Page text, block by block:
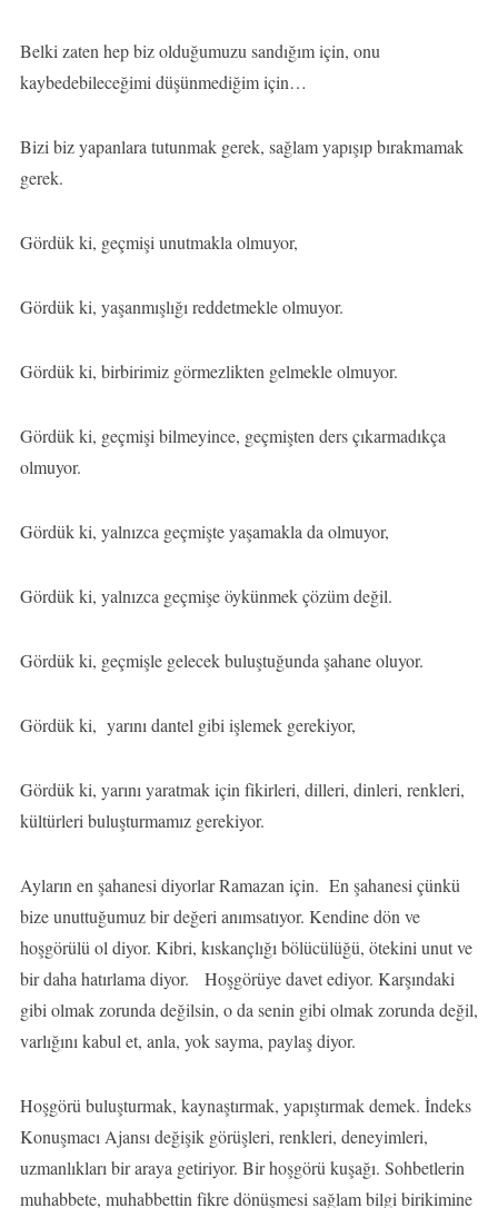
Belki zaten hep biz olduğumuzu sandığım için, onu
kaybedebileceğimi düşünmediğim için…
Bizi biz yapanlara tutunmak gerek, sağlam yapışıp bırakmamak
gerek.
Gördük ki, geçmişi unutmakla olmuyor,
Gördük ki, yaşanmışlığı reddetmekle olmuyor.
Gördük ki, birbirimiz görmezlikten gelmekle olmuyor.
Gördük ki, geçmişi bilmeyince, geçmişten ders çıkarmadıkça
olmuyor.
Gördük ki, yalnızca geçmişte yaşamakla da olmuyor,
Gördük ki, yalnızca geçmişe öykünmek çözüm değil.
Gördük ki, geçmişle gelecek buluştuğunda şahane oluyor.
Gördük ki, yarını dantel gibi işlemek gerekiyor,
Gördük ki, yarını yaratmak için fikirleri, dilleri, dinleri, renkleri,
kültürleri buluşturmamız gerekiyor.
Ayların en şahanesi diyorlar Ramazan için. En şahanesi çünkü
bize unuttuğumuz bir değeri anımsatıyor. Kendine dön ve
hoşgörülü ol diyor. Kibri, kıskançlığı bölücülüğü, ötekini unut ve
bir daha hatırlama diyor. Hoşgörüye davet ediyor. Karşındaki
gibi olmak zorunda değilsin, o da senin gibi olmak zorunda değil,
varlığını kabul et, anla, yok sayma, paylaş diyor.
Hoşgörü buluşturmak, kaynaştırmak, yapıştırmak demek. İndeks
Konuşmacı Ajansı değişik görüşleri, renkleri, deneyimleri,
uzmanlıkları bir araya getiriyor. Bir hoşgörü kuşağı. Sohbetlerin
muhabbete, muhabbettin fikre dönüşmesi sağlam bilgi birikimine